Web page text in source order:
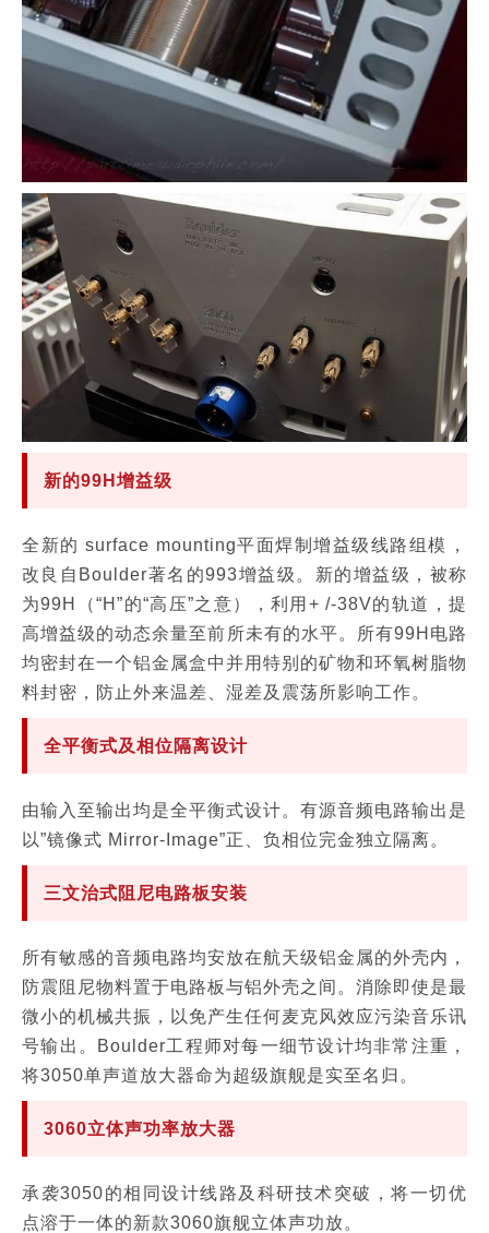
新的99H增益级
全新的 surface mounting平面焊制增益级线路组模，
改良自Boulder著名的993增益级。新的增益级，被称
为99H（“H”的“高压”之意），利用+ /-38V的轨道，提
高增益级的动态余量至前所未有的水平。所有99H电路
均密封在一个铝金属盒中并用特别的矿物和环氧树脂物
料封密，防止外来温差、湿差及震荡所影响工作。
全平衡式及相位隔离设计
由输入至输出均是全平衡式设计。有源音频电路输出是
以”镜像式 Mirror-Image”正、负相位完金独立隔离。
三文治式阻尼电路板安装
所有敏感的音频电路均安放在航天级铝金属的外壳内，
防震阻尼物料置于电路板与铝外壳之间。消除即使是最
微小的机械共振，以免产生任何麦克风效应污染音乐讯
号输出。Boulder工程师对每一细节设计均非常注重，
将3050单声道放大器命为超级旗舰是实至名归。
3060立体声功率放大器
承袭3050的相同设计线路及科研技术突破，将一切优
点溶于一体的新款3060旗舰立体声功放。